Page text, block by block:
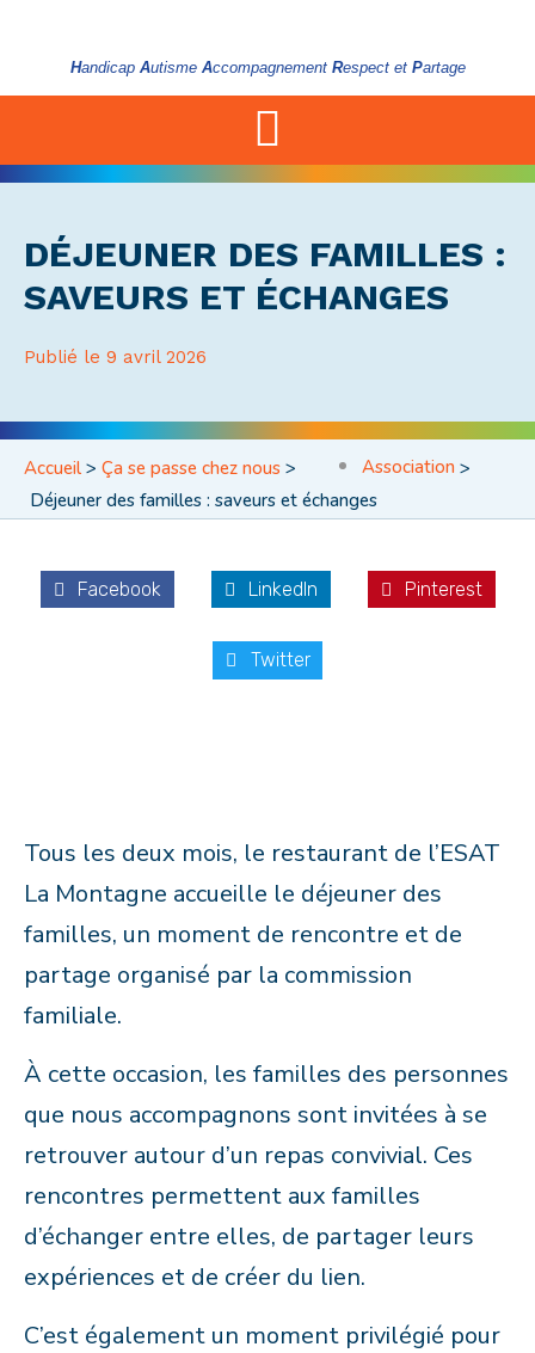
Handicap Autisme Accompagnement Respect et Partage
DÉJEUNER DES FAMILLES :
SAVEURS ET ÉCHANGES
Publié le 9 avril 2026
Accueil > Ça se passe chez nous > Association >
Déjeuner des familles : saveurs et échanges
Facebook LinkedIn Pinterest
Twitter
Tous les deux mois, le restaurant de l’ESAT
La Montagne accueille le déjeuner des
familles, un moment de rencontre et de
partage organisé par la commission
familiale.
À cette occasion, les familles des personnes
que nous accompagnons sont invitées à se
retrouver autour d’un repas convivial. Ces
rencontres permettent aux familles
d’échanger entre elles, de partager leurs
expériences et de créer du lien.
C’est également un moment privilégié pour